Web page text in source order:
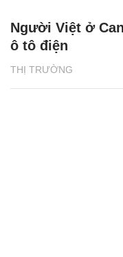
THỊ TRƯỜNG
Người Việt ở
ô tô điện